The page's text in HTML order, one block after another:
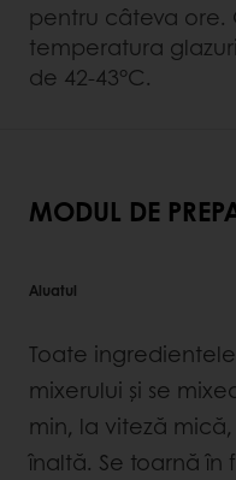
pentru câteva ore.
temperatura
de 42-43°C.
MODUL DE
Aluatul
Toate
mixerului şi se
min, la viteză
înaltă. Se toarnă în